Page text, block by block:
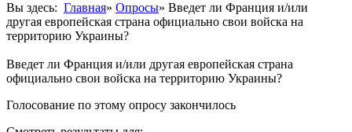
Вы здесь: Главная» Опросы» Введет ли Франция и/или
другая европейская страна официально свои войска на
территорию Украины?
Введет ли Франция и/или другая европейская страна
официально свои войска на территорию Украины?
Голосование по этому опросу закончилось